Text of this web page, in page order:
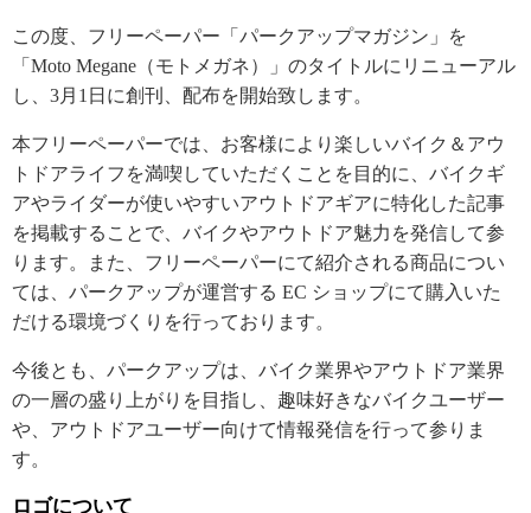
この度、フリーペーパー「パークアップマガジン」を
「Moto Megane（モトメガネ）」のタイトルにリニューアル
し、3月1日に創刊、配布を開始致します。
本フリーペーパーでは、お客様により楽しいバイク＆アウ
トドアライフを満喫していただくことを目的に、バイクギ
アやライダーが使いやすいアウトドアギアに特化した記事
を掲載することで、バイクやアウトドア魅力を発信して参
ります。また、フリーペーパーにて紹介される商品につい
ては、パークアップが運営する EC ショップにて購入いた
だける環境づくりを行っております。
今後とも、パークアップは、バイク業界やアウトドア業界
の一層の盛り上がりを目指し、趣味好きなバイクユーザー
や、アウトドアユーザー向けて情報発信を行って参りま
す。
ロゴについて